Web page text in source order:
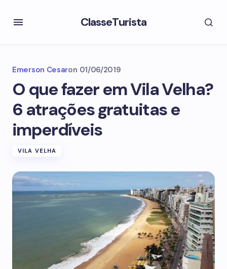
ClasseTurista
Emerson Cesaron 01/06/2019
O que fazer em Vila Velha?
6 atrações gratuitas e
imperdíveis
VILA VELHA